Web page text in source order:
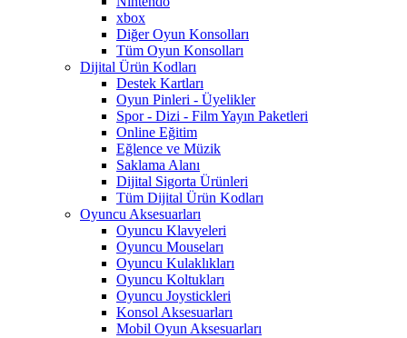
xbox
Diğer Oyun Konsolları
Tüm Oyun Konsolları
Dijital Ürün Kodları
Destek Kartları
Oyun Pinleri - Üyelikler
Spor - Dizi - Film Yayın Paketleri
Online Eğitim
Eğlence ve Müzik
Saklama Alanı
Dijital Sigorta Ürünleri
Tüm Dijital Ürün Kodları
Oyuncu Aksesuarları
Oyuncu Klavyeleri
Oyuncu Mouseları
Oyuncu Kulaklıkları
Oyuncu Koltukları
Oyuncu Joystickleri
Konsol Aksesuarları
Mobil Oyun Aksesuarları